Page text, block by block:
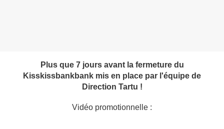
Plus que 7 jours avant la fermeture du
Kisskissbankbank mis en place par l'équipe de
Direction Tartu !
Vidéo promotionnelle :